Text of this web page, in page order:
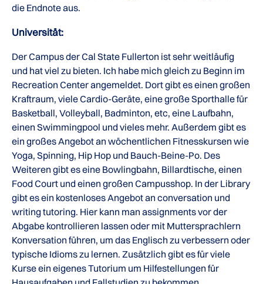
die Endnote aus.
Universität:
Der Campus der Cal State Fullerton ist sehr weitläufig
und hat viel zu bieten. Ich habe mich gleich zu Beginn im
Recreation Center angemeldet. Dort gibt es einen großen
Kraftraum, viele Cardio-Geräte, eine große Sporthalle für
Basketball, Volleyball, Badminton, etc, eine Laufbahn,
einen Swimmingpool und vieles mehr. Außerdem gibt es
ein großes Angebot an wöchentlichen Fitnesskursen wie
Yoga, Spinning, Hip Hop und Bauch-Beine-Po. Des
Weiteren gibt es eine Bowlingbahn, Billardtische, einen
Food Court und einen großen Campusshop. In der Library
gibt es ein kostenloses Angebot an conversation und
writing tutoring. Hier kann man assignments vor der
Abgabe kontrollieren lassen oder mit Muttersprachlern
Konversation führen, um das Englisch zu verbessern oder
typische Idioms zu lernen. Zusätzlich gibt es für viele
Kurse ein eigenes Tutorium um Hilfestellungen für